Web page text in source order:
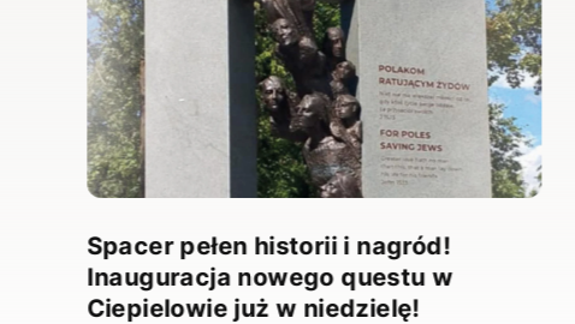
Spacer pełen historii i nagród!
Inauguracja nowego questu w
Ciepielowie już w niedzielę!